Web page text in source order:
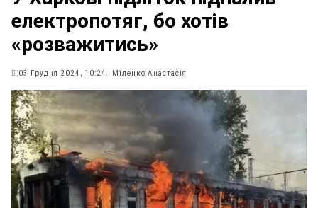
електропотяг, бо хотів
«розважитись»
03 Грудня 2024, 10:24 Міленко Анастасія